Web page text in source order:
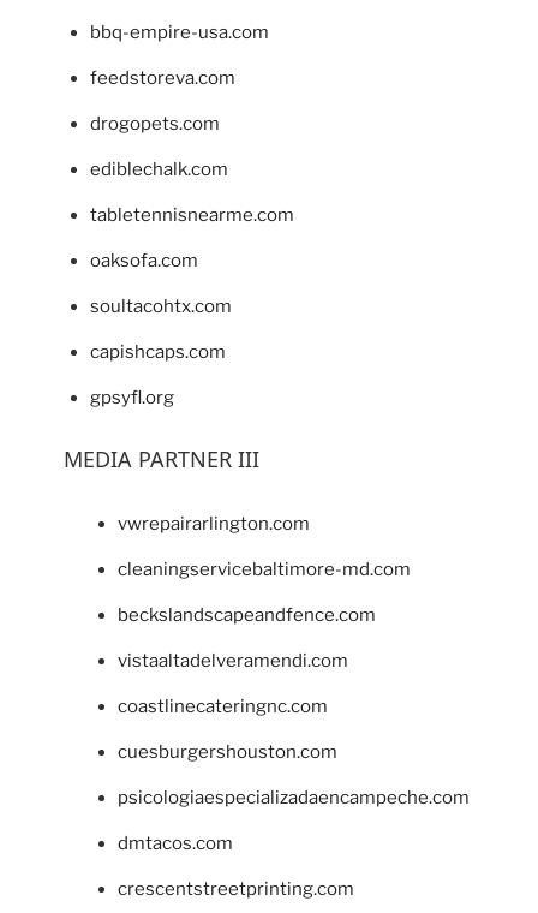
bbq-empire-usa.com
feedstoreva.com
drogopets.com
ediblechalk.com
tabletennisnearme.com
oaksofa.com
soultacohtx.com
capishcaps.com
gpsyfl.org
MEDIA PARTNER III
vwrepairarlington.com
cleaningservicebaltimore-md.com
beckslandscapeandfence.com
vistaaltadelveramendi.com
coastlinecateringnc.com
cuesburgershouston.com
psicologiaespecializadaencampeche.com
dmtacos.com
crescentstreetprinting.com